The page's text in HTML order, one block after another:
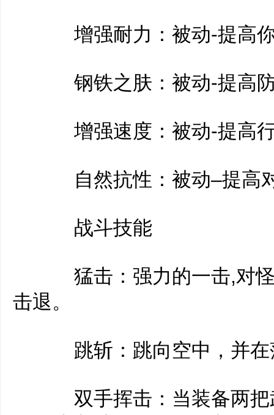
增强耐力：被动-提高你
钢铁之肤：被动-提高防
增强速度：被动-提高行
自然抗性：被动–提高对
战斗技能
猛击：强力的一击,对怪
击退。
跳斩：跳向空中，并在
双手挥击：当装备两把